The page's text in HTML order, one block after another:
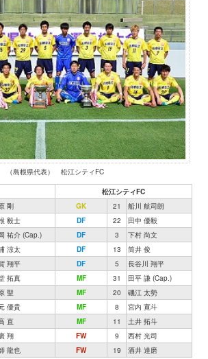
（島根県代表） 松江シティFC
松江シティFC
剛 GK 21
船川 航司朗
毅士 DF 22
田中 優毅
祐介 (Cap.) DF 3
下村 尚文
涼太 DF 13
筒井 俊
翔平 DF 5
長谷川 翔平
拓真 MF 31
田平 謙 (Cap.)
聖 MF 20
磯江 太勢
優貴 MF 8
宮内 寛斗
直 MF 11
土井 拓斗
翔 FW 9
西村 光司
龍也 FW 19 酒井 達磨